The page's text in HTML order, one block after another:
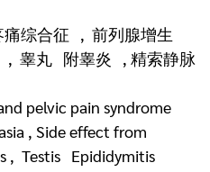
痛综合征 , 前列腺增生
, 睾丸 附睾炎 , 精索静脉
pelvic pain syndrome
, Side effect from
, Testis Epididymitis